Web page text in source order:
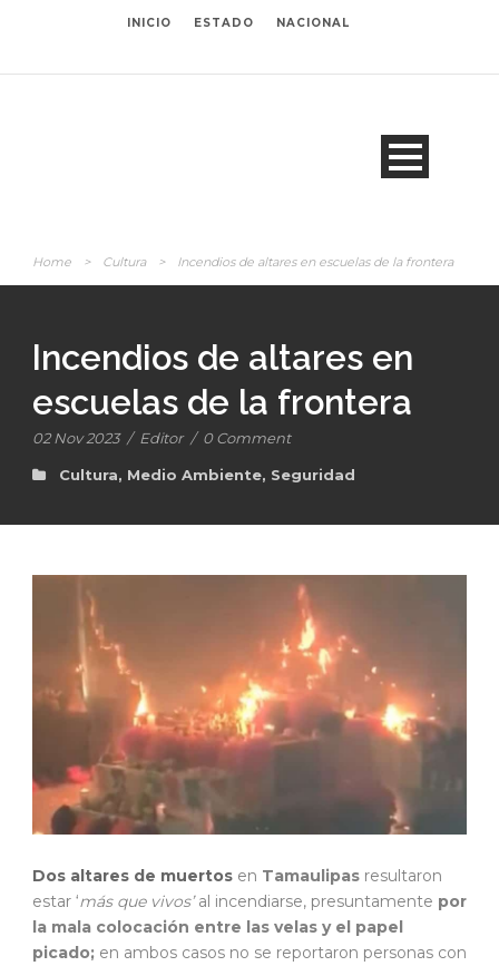
INICIO ESTADO NACIONAL
Home > Cultura > Incendios de altares en escuelas de la frontera
Incendios de altares en
escuelas de la frontera
02 Nov 2023 / Editor / 0 Comment
Cultura, Medio Ambiente, Seguridad
Dos altares de muertos en Tamaulipas resultaron
estar ‘más que vivos’al incendiarse, presuntamente por
la mala colocación entre las velas y el papel
picado; en ambos casos no se reportaron personas con